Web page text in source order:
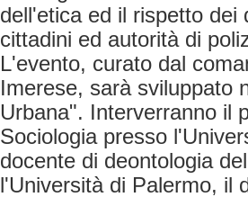
dell'etica ed il rispetto dei
cittadini ed autorità di
L'evento, curato dal
Imerese, sarà sviluppato
Urbana". Interverranno il
Sociologia presso
docente di deontologia
l'Università di Palermo, il